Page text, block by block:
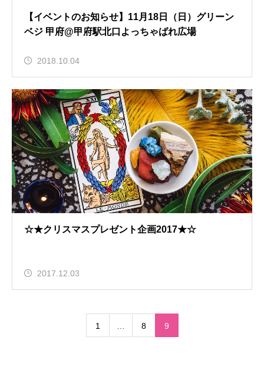
【イベントのお知らせ】11月18日（日）グリーン
ベジ 甲府@甲府駅北口よっちゃばれ広場
2018.10.04
☆★クリスマスプレゼント企画2017★☆
2017.12.03
1 8 9